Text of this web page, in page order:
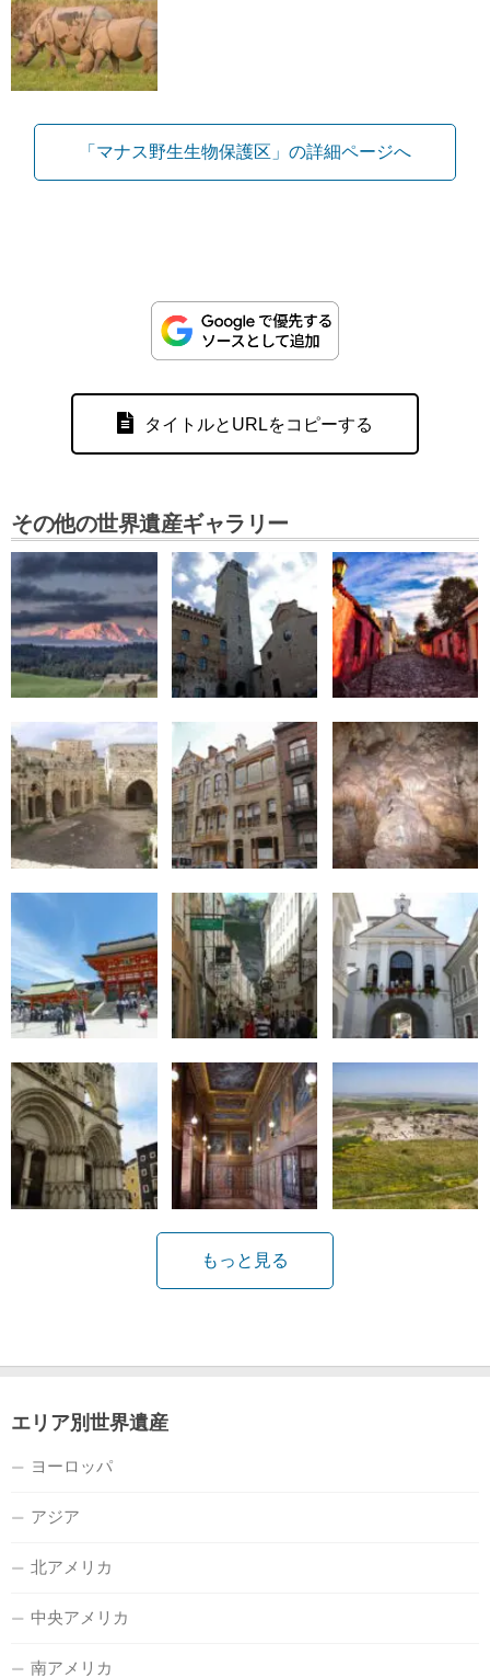
「マナス野生生物保護区」の詳細ページへ
タイトルとURLをコピーする
その他の世界遺産ギャラリー
もっと見る
エリア別世界遺産
ヨーロッパ
アジア
北アメリカ
中央アメリカ
南アメリカ